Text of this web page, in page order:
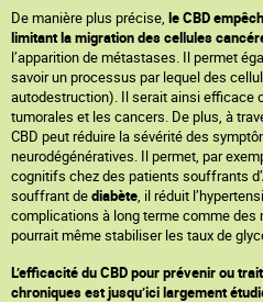
De manière plus précise, le CBD
limitant la migration des cellules
l’apparition de métastases. Il permet
savoir un processus par lequel des
autodestruction). Il serait ainsi efficace
tumorales et les cancers. De plus, à
CBD peut réduire la sévérité des
neurodégénératives. Il permet, par
cognitifs chez des patients souffrants
souffrant dediabète, il réduit
complications à long terme comme
pourrait même stabiliser les taux de
L’efficacité du CBD pour prévenir ou
chroniques est jusqu’ici largement